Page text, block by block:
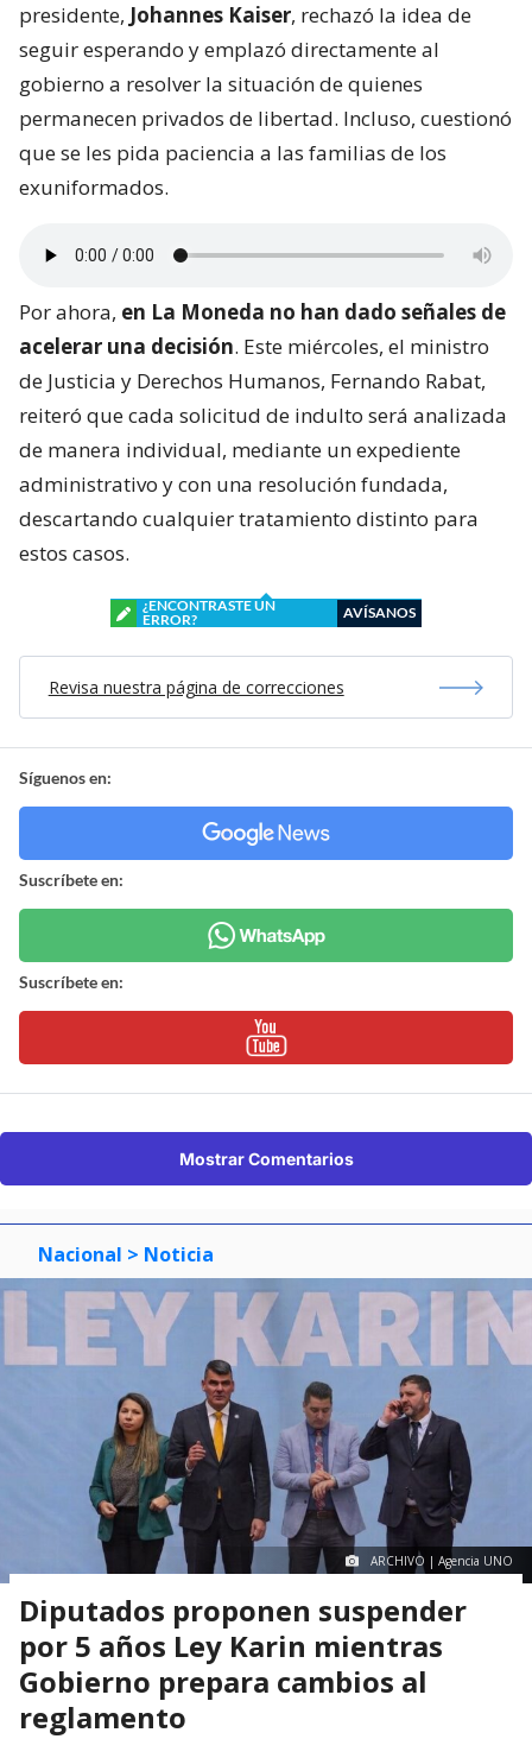
presidente, Johannes Kaiser, rechazó la idea de
seguir esperando y emplazó directamente al
gobierno a resolver la situación de quienes
permanecen privados de libertad. Incluso, cuestionó
que se les pida paciencia a las familias de los
exuniformados.
Por ahora, en La Moneda no han dado señales de
acelerar una decisión. Este miércoles, el ministro
de Justicia y Derechos Humanos, Fernando Rabat,
reiteró que cada solicitud de indulto será analizada
de manera individual, mediante un expediente
administrativo y con una resolución fundada,
descartando cualquier tratamiento distinto para
estos casos.
¿ENCONTRASTE UN
ERROR?
AVÍSANOS
Revisa nuestra página de correcciones
Síguenos en:
Suscríbete en:
Suscríbete en:
Mostrar Comentarios
Nacional > Noticia
ARCHIVO | Agencia UNO
Diputados proponen suspender
por 5 años Ley Karin mientras
Gobierno prepara cambios al
reglamento